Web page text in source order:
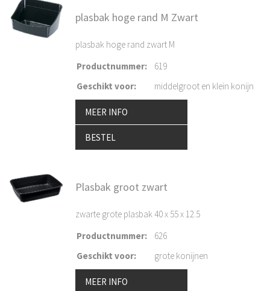
plasbak hoge rand M Zwart
plasbak hoge rand zwart M
Productnummer:
619
Geschikt voor: middelgroot en klein konijn
MEER INFO
BESTEL
Plasbak groot zwart
zwarte grote plasbak 40 x 55 x 12.5
Productnummer:
626
Geschikt voor: grote konijnen
MEER INFO